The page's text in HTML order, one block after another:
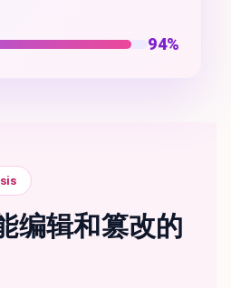
94%
编辑和篡改的